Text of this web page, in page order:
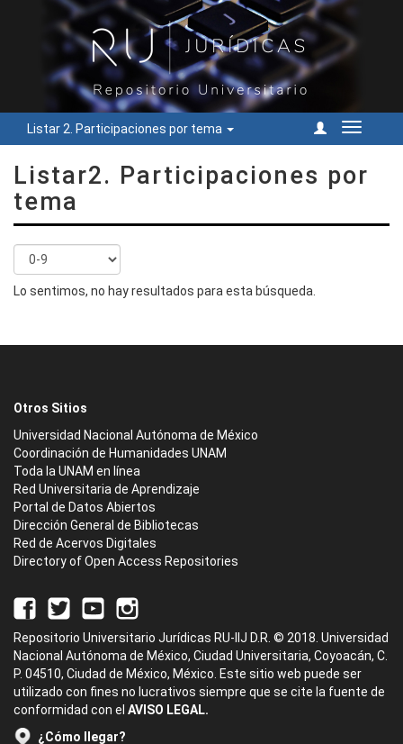
Listar 2. Participaciones por tema
Cambiar
Listar2. Participaciones por
tema
Lo sentimos, no hay resultados para esta búsqueda.
Otros Sitios
Universidad Nacional Autónoma de México
Coordinación de Humanidades UNAM
Toda la UNAM en línea
Red Universitaria de Aprendizaje
Portal de Datos Abiertos
Dirección General de Bibliotecas
Red de Acervos Digitales
Directory of Open Access Repositories
Repositorio Universitario Jurídicas RU-IIJ D.R. © 2018. Universidad
Nacional Autónoma de México, Ciudad Universitaria, Coyoacán, C.
P. 04510, Ciudad de México, México. Este sitio web puede ser
utilizado con fines no lucrativos siempre que se cite la fuente de
conformidad con el AVISO LEGAL.
¿Cómo llegar?